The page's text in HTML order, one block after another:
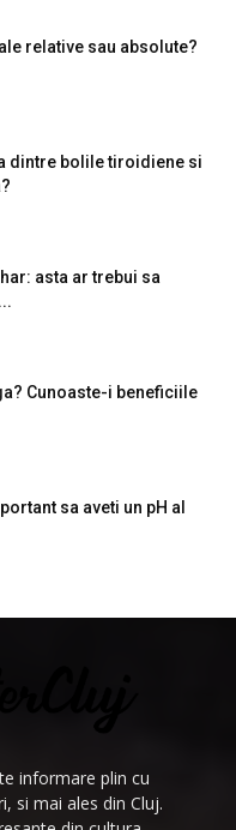
relative sau absolute?
dintre bolile tiroidiene si
asta ar trebui sa
Cunoaste-i beneficiile
sa aveti un pH al
informare plin cu
si mai ales din Cluj.